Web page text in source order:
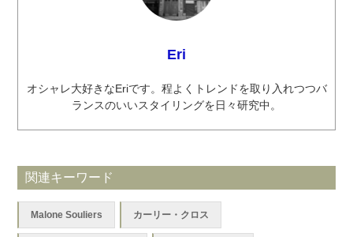
Eri
オシャレ大好きなEriです。程よくトレンドを取り入れつつバ
ランスのいいスタイリングを日々研究中。
関連キーワード
Malone Souliers カーリー・クロス